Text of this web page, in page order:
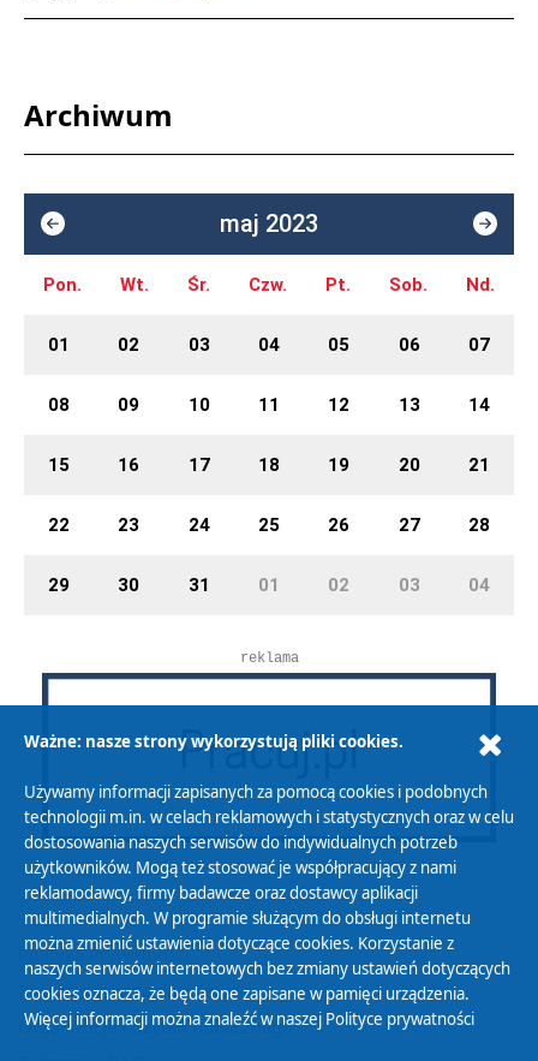
Archiwum
maj 2023
Pon. Wt. Śr. Czw. Pt. Sob. Nd.
01 02 03 04 05 06 07
08 09 10 11 12 13 14
15 16 17 18 19 20 21
22 23 24 25 26 27 28
29 30 31 01 02 03 04
reklama
Polityka Prywatności
Zasady korzystania z Serwisu
Organizacje Pożytku Publicznego
Ważne: nasze strony wykorzystują pliki cookies.
Używamy informacji zapisanych za pomocą cookies i podobnych
technologii m.in. w celach reklamowych i statystycznych oraz w celu
dostosowania naszych serwisów do indywidualnych potrzeb
użytkowników. Mogą też stosować je współpracujący z nami
reklamodawcy, firmy badawcze oraz dostawcy aplikacji
multimedialnych. W programie służącym do obsługi internetu
można zmienić ustawienia dotyczące cookies. Korzystanie z
naszych serwisów internetowych bez zmiany ustawień dotyczących
cookies oznacza, że będą one zapisane w pamięci urządzenia.
Więcej informacji można znaleźć w naszej Polityce prywatności